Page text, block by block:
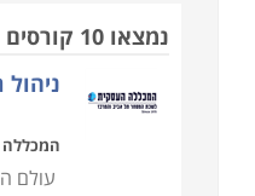
הקורס אינו דורש
הן פיננסית והן
אמנם אין תנאי
נמצאו 10 קורסים
ניהול
עולם